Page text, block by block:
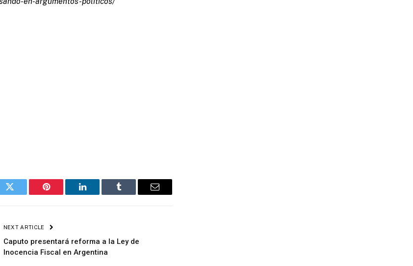
Twitter Pinterest LinkedIn Tumblr Email
NEXT ARTICLE
Caputo presentará reforma a la Ley de
Inocencia Fiscal en Argentina